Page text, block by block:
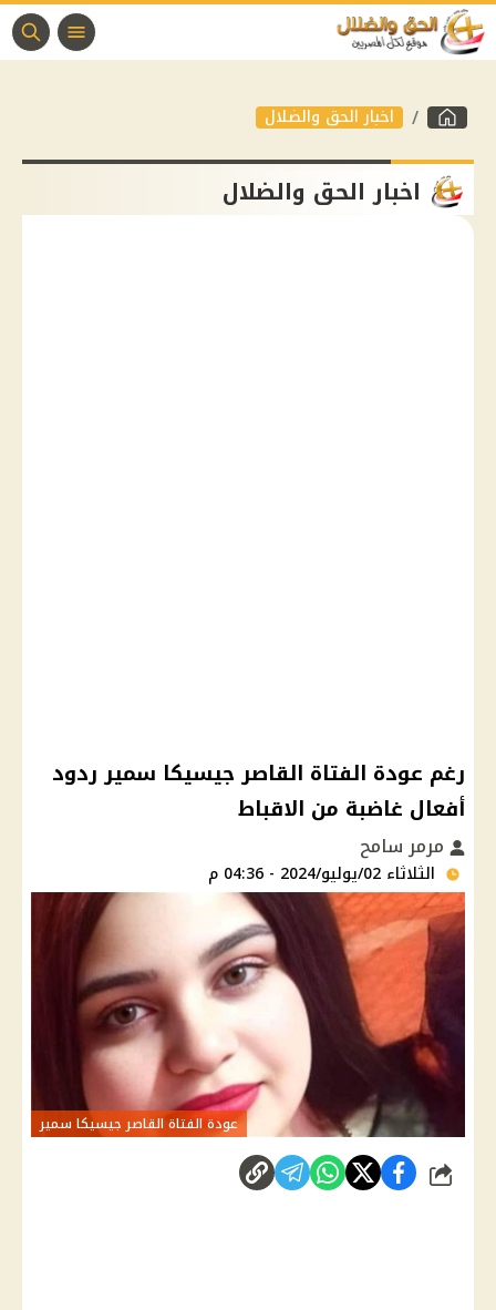
اخبار الحق والضلال
اخبار الحق والضلال
رغم عودة الفتاة القاصر جيسيكا سمير ردود
أفعال غاضبة من الاقباط
مرمر سامح
الثلاثاء 02/يوليو/2024 - 04:36 م
عودة الفتاة القاصر جيسيكا سمير
شارك